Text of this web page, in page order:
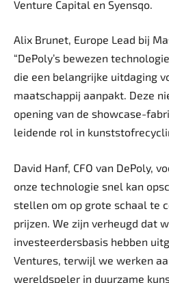
Venture Capital en Syensqo.
Alix Brunet, Europe Lead bij
“DePoly’s bewezen
die een belangrijke uitdaging
maatschappij aanpakt. Deze
opening van de showcase-
leidende rol in
David Hanf, CFO van DePoly,
onze technologie snel kan
stellen om op grote schaal te
prijzen. We zijn verheugd dat
investeerdersbasis hebben
Ventures, terwijl we werken
wereldspeler in duurzame